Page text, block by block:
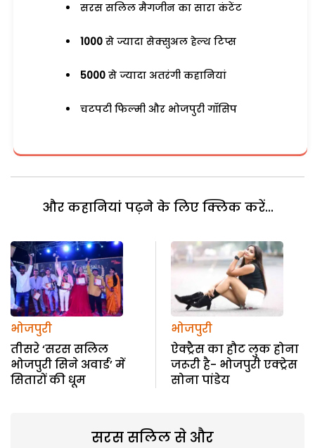
सरस सलिल मैगजीन का सारा कंटेंट
1000 से ज्यादा सेक्सुअल हेल्थ टिप्स
5000 से ज्यादा अतरंगी कहानियां
चटपटी फिल्मी और भोजपुरी गॉसिप
और कहानियां पढ़ने के लिए क्लिक करें...
भोजपुरी
तीसरे ‘सरस सलिल
भोजपुरी सिने अवार्ड’ में
सितारों की धूम
भोजपुरी
ऐक्ट्रैस का हौट लुक होना
जरूरी है- भोजपुरी एक्ट्रेस
सोना पांडेय
सरस सलिल से और